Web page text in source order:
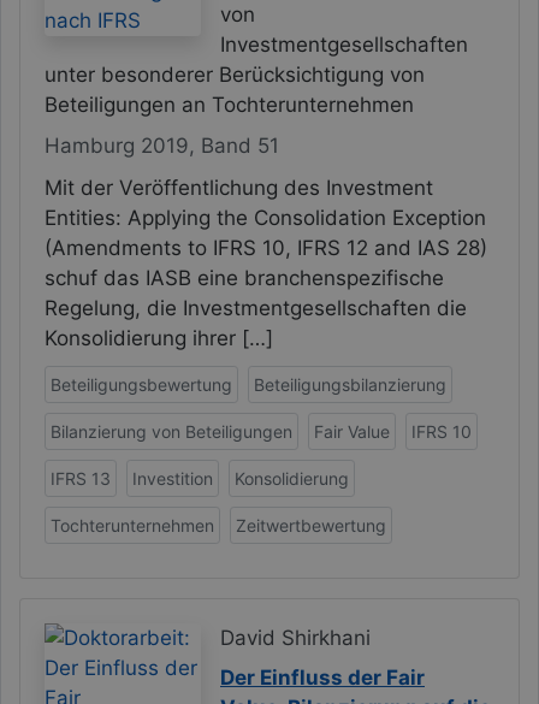
von
Investmentgesellschaften
unter besonderer Berücksichtigung von
Beteiligungen an Tochterunternehmen
Hamburg 2019, Band 51
Mit der Veröffentlichung des Investment
Entities: Applying the Consolidation Exception
(Amendments to IFRS 10, IFRS 12 and IAS 28)
schuf das IASB eine branchenspezifische
Regelung, die Investmentgesellschaften die
Konsolidierung ihrer […]
Beteiligungsbewertung Beteiligungsbilanzierung
Bilanzierung von Beteiligungen Fair Value IFRS 10
IFRS 13 Investition Konsolidierung
Tochterunternehmen Zeitwertbewertung
David Shirkhani
Der Einfluss der Fair